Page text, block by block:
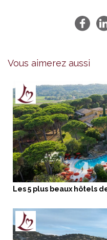
Vous aimerez aussi
Les 5 plus beaux hôtels